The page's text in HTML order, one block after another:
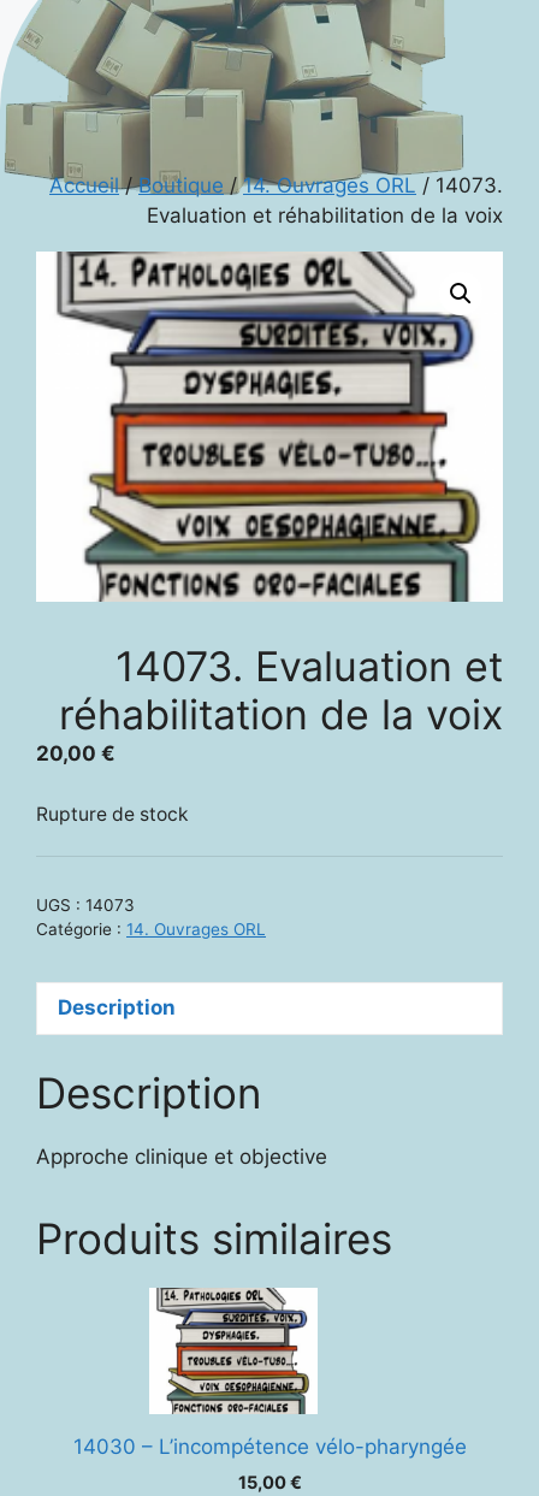
Accueil/Boutique /14. Ouvrages ORL / 14073.
Evaluation et réhabilitation de la voix
14073. Evaluation et
réhabilitation de la voix
20,00 €
Rupture de stock
UGS : 14073
Catégorie : 14. Ouvrages ORL
Description
Description
Approche clinique et objective
Produits similaires
14030 – L’incompétence vélo-pharyngée
15,00€